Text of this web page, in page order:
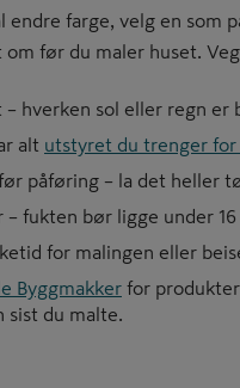
endre farge, velg en som
om før du maler huset.
hverken sol eller regn er
alt utstyret du trenger for
påføring – la det heller
fukten bør ligge under
for malingen eller
Byggmakker for
sist du malte.